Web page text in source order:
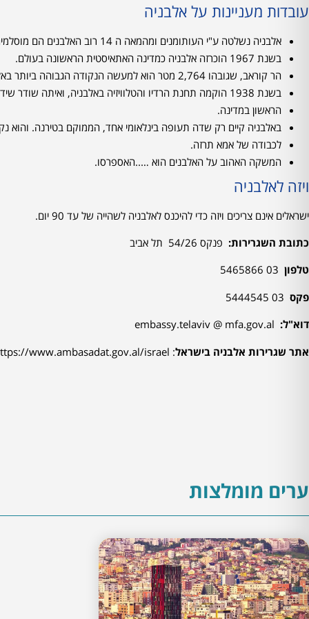
עובדות מעניינות על אלבניה
אלבניה נשלטה ע"י העותומנים ומהמאה ה 14 רוב האלבנים הם מוסלמים.
בשנת 1967 הוכרזה אלבניה כמדינה האתאיסטית הראשונה בעולם.
הר קוראב, שגובהו 2,764 מטר הוא למעשה הנקודה הגבוהה ביותר באלבניה.
בשנת 1938 הוקמה תחנת הרדיו והטלוויזיה באלבניה, ואיתה שודר שידור הרדיו
הראשון במדינה.
באלבניה קיים רק שדה תעופה בינלאומי אחד, הממוקם בטירנה. והוא
לכבודה של אמא תרזה.
המשקה האהוב על האלבנים הוא …..האספרסו.
ויזה לאלבניה
ישראלים אינם צריכים ויזה כדי להיכנס לאלבניה לשהייה של עד 90 יום.
כתובת השגרירות: פנקס 54/26 תל אביב
טלפון 03 5465866
פקס 03 5444545
דוא"ל: embassy.telaviv @ mfa.gov.al
אתר שגרירות אלבניה בישראל:
www.ambasadat.gov.al/israel/
ערים מומלצות